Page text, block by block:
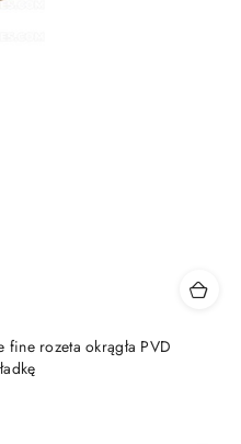
rozeta okrągła PVD